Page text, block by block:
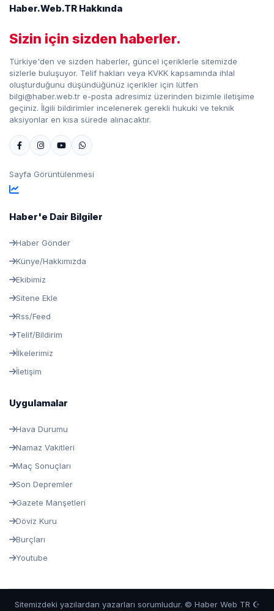
Haber.Web.TR Hakkında
Sizin için sizden haberler.
Türkiye'den ve sizden haberler, güncel içeriklerle sitemizde
sizlerle buluşuyor. Telif hakları veya KVKK kapsamında ihlal
oluşturduğunu düşündüğünüz içerikler için lütfen
bilgi@haber.web.tr e-posta adresimiz üzerinden bizimle iletişime
geçiniz. İlgili bildirimler incelenerek gerekli hukuki ve teknik
aksiyonlar en kısa sürede alınacaktır.
Sayfa Görüntülenmesi
Haber'e Dair Bilgiler
Haber Gönder
Künye/Hakkımızda
Ekibimiz
Sitene Ekle
Rss/Feed
Telif/Bildirim
İlkelerimiz
İletişim
Uygulamalar
Hava Durumu
Namaz Vakitleri
Maç Sonuçları
Son Depremler
Gazete Manşetleri
Döviz Kuru
Burçları
Youtube
Sitemizdeki yazılardan yazarları sorumludur. © Haber Web TR ☪